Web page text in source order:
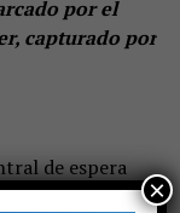
por el
capturado por
de espera
escuchan otras×